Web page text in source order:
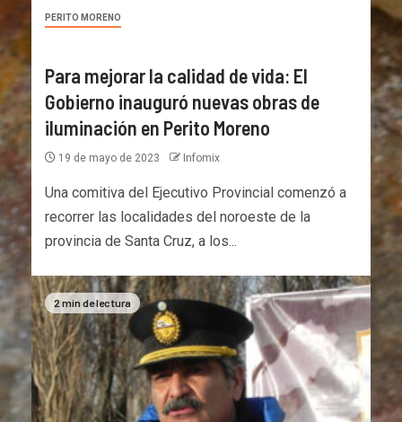
PERITO MORENO
Para mejorar la calidad de vida: El
Gobierno inauguró nuevas obras de
iluminación en Perito Moreno
19 de mayo de 2023 Infomix
Una comitiva del Ejecutivo Provincial comenzó a
recorrer las localidades del noroeste de la
provincia de Santa Cruz, a los...
2 min de lectura